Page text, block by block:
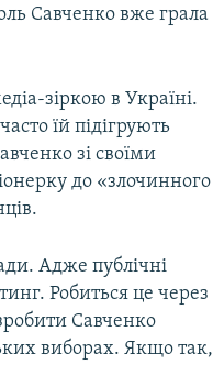
Савченко вже грала
зіркою в Україні.
їй підігрують
зі своїми
до «злочинного
Адже публічні
Робиться це через
Савченко
виборах. Якщо так,